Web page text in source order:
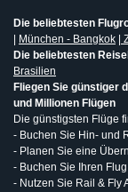
Die beliebtesten
München - Bangkok
Die beliebtesten
Brasilien
Fliegen Sie günstiger
und Millionen Flügen
Die günstigsten Flüge
- Buchen Sie Hin- und
- Planen Sie eine
- Buchen Sie Ihren
- Nutzen Sie Rail & Fly